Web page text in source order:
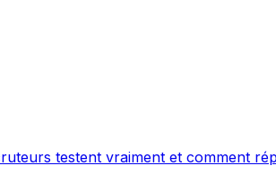
testent vraiment et comment